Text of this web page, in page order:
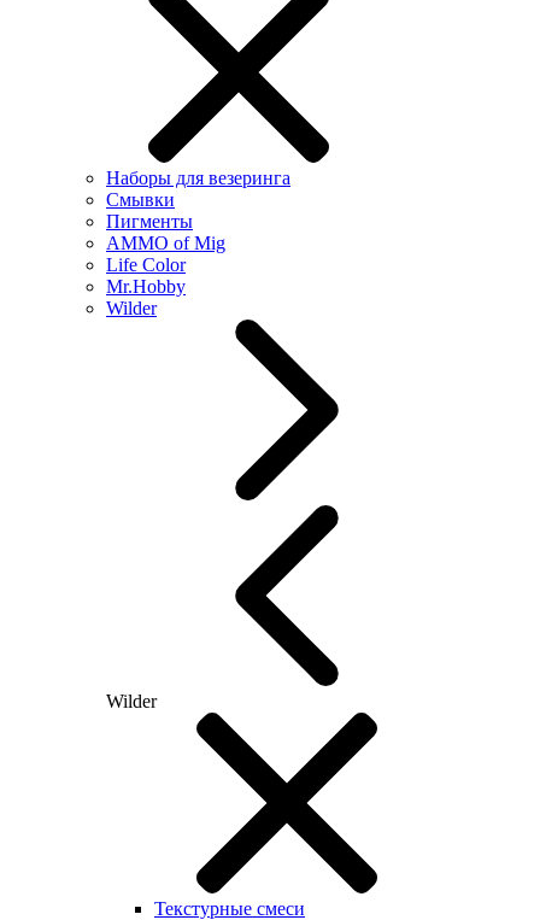
Наборы для везеринга
Смывки
Пигменты
AMMO of Mig
Life Color
Mr.Hobby
Wilder
Wilder
Текстурные смеси